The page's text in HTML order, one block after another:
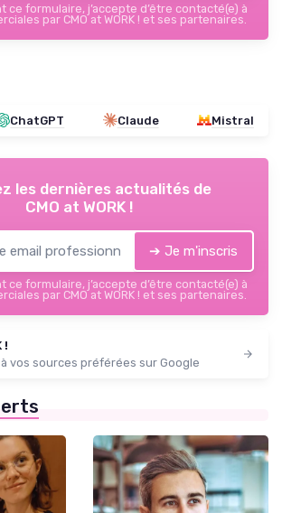
ce formulaire, j’accepte d’être contacté(e) à
par CMO at WORK ! et ses partenaires.
ChatGPT Claude Mistral
les dernières actualités de
CMO at WORK !
➔ Je m'inscris
ce formulaire, j’accepte d’être contacté(e) à
par CMO at WORK ! et ses partenaires.
!
vos sources préférées sur Google